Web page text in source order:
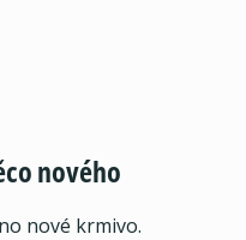
nového
nové krmivo.